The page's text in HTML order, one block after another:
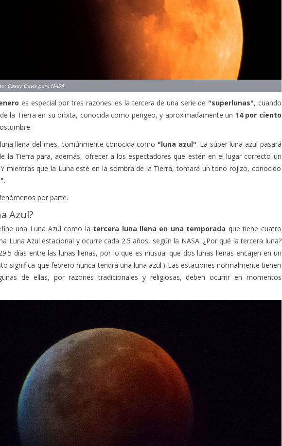
es especial por tres razones: es la tercera de una serie de "superlunas" , cuando
la Tierra en su órbita, conocida como perigeo, y aproximadamente un 14 por ciento
llena del mes, comúnmente conocida como "luna azul" . La súper luna azul pasará
la Tierra para, además, ofrecer a los espectadores que estén en el lugar correcto un
. Y mientras que la Luna esté en la sombra de la Tierra, tomará un tono rojizo, conocido
por parte.
Azul?
una Luna Azul como la tercera luna llena en una temporada que tiene cuatro
Luna Azul estacional y ocurre cada 2.5 años, según la NASA. ¿Por qué la tercera luna?
días entre las lunas llenas, por lo que es inusual que dos lunas llenas encajen en un
significa que febrero nunca tendrá una luna azul.) Las estaciones normalmente tienen
de ellas, por razones tradicionales y religiosas, deben ocurrir en momentos